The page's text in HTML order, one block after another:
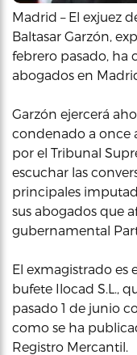
Madrid – El exjuez
Baltasar Garzón,
febrero pasado, ha
abogados en
Garzón ejercerá
condenado a once
por el Tribunal
escuchar las
principales
sus abogados que
gubernamental
El exmagistrado es
bufete Ilocad S.L.,
pasado 1 de junio
como se ha
Registro Mercantil.